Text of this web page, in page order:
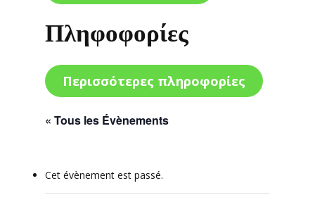
Πληφοφορίες
Περισσότερες πληροφορίες
« Tous les Évènements
Cet évènement est passé.